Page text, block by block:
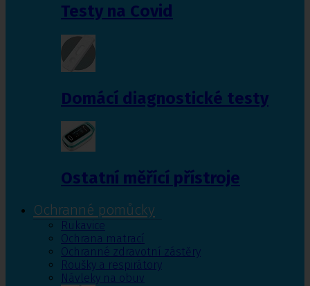
Testy na Covid
Domácí diagnostické testy
Ostatní měřící přístroje
Ochranné pomůcky
Rukavice
Ochrana matrací
Ochranné zdravotní zástěry
Roušky a respirátory
Návleky na obuv